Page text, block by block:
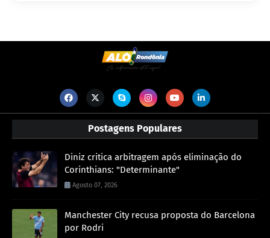
Postagens Populares
Diniz critica arbitragem após eliminação do
Corinthians: "Determinante"
Agosto 07, 2026
Manchester City recusa proposta do Barcelona
por Rodri